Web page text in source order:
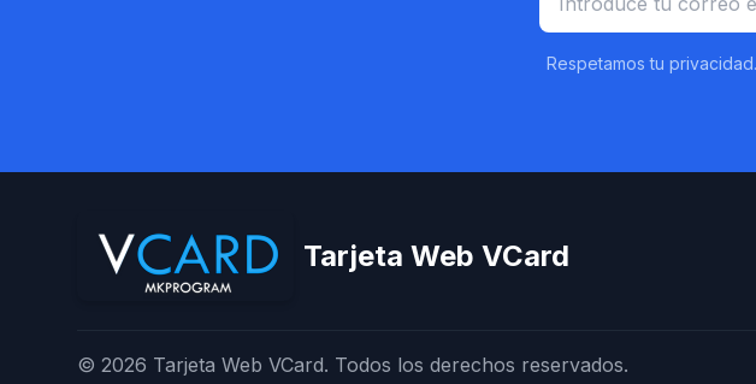
Respetamos tu
Tarjeta Web VCard
© 2026 Tarjeta Web VCard. Todos los derechos reservados.